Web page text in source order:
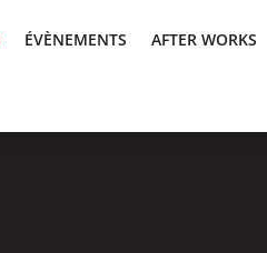
ÉVÈNEMENTS AFTER WORKS